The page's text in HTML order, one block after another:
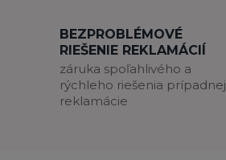
BEZPROBLÉMOVÉ
RIEŠENIE REKLAMÁCIÍ
záruka spoľahlivého a
rýchleho riešenia prípadnej
reklamácie